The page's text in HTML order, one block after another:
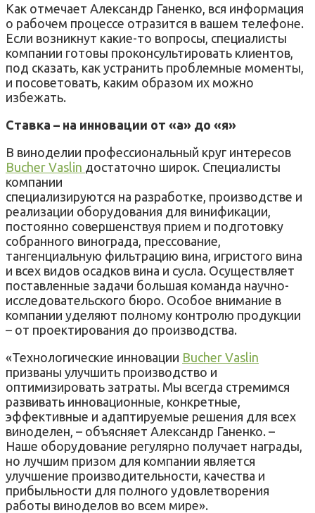
Как отмечает Александр Ганенко, вся информация
о рабочем процессе отразится в вашем телефоне.
Если возникнут какие-то вопросы, специалисты
компании готовы проконсультировать клиентов,
под сказать, как устранить проблемные моменты,
и посоветовать, каким образом их можно
избежать.
Ставка – на инновации от «а» до «я»
В виноделии профессиональный круг интересов
Bucher Vaslin достаточно широк. Специалисты
компании
специализируются на разработке, производстве и
реализации оборудования для винификации,
постоянно совершенствуя прием и подготовку
собранного винограда, прессование,
тангенциальную фильтрацию вина, игристого вина
и всех видов осадков вина и сусла. Осуществляет
поставленные задачи большая команда научно-
исследовательского бюро. Особое внимание в
компании уделяют полному контролю продукции
– от проектирования до производства.
«Технологические инновации Bucher Vaslin
призваны улучшить производство и
оптимизировать затраты. Мы всегда стремимся
развивать инновационные, конкретные,
эффективные и адаптируемые решения для всех
виноделен, – объясняет Александр Ганенко. –
Наше оборудование регулярно получает награды,
но лучшим призом для компании является
улучшение производительности, качества и
прибыльности для полного удовлетворения
работы виноделов во всем мире».